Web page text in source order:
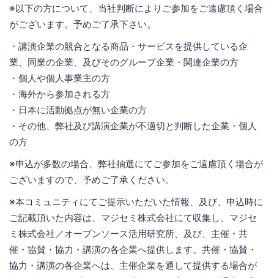
※以下の方について、当社判断によりご参加をご遠慮頂く場合
がございます。予めご了承下さい。
・講演企業の競合となる商品・サービスを提供している企
業、同業の企業、及びそのグループ企業・関連企業の方
・個人や個人事業主の方
・海外から参加される方
・日本に活動拠点が無い企業の方
・その他、弊社及び講演企業が不適切と判断した企業・個人
の方
※申込が多数の場合、弊社抽選にてご参加をご遠慮頂く場合が
ございますので、予めご了承ください。
※本コミュニティにてご提示いただいた情報、及び、申込時に
ご記載頂いた内容は、マジセミ株式会社にて収集し、マジセ
ミ株式会社／オープンソース活用研究所、及び、主催・共
催・協賛・協力・講演の各企業へ提供します。共催・協賛・
協力・講演の各企業へは、主催企業を通して提供する場合が